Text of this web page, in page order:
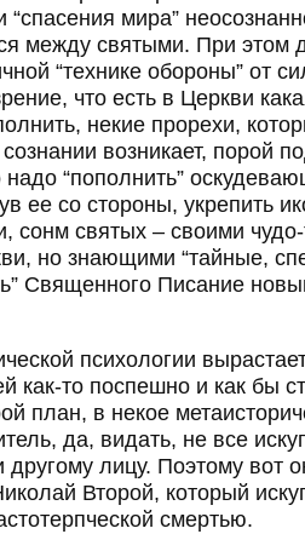
“спасения мира”
между святыми. При этом
“технике обороны” от
что есть в Церкви
некие прорехи,
возникает, порой
“пополнить”
ее со стороны, укрепить
сонм святых – своими
но знающими “тайные,
Священного Писание
психологии
как-то поспешно и как бы
план, в некое
да, видать, не все
другому лицу. Поэтому вот
Второй, который
смертью.